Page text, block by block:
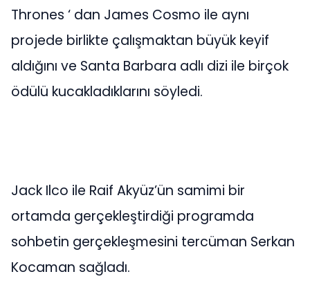
Thrones ‘ dan James Cosmo ile aynı
projede birlikte çalışmaktan büyük keyif
aldığını ve Santa Barbara adlı dizi ile birçok
ödülü kucakladıklarını söyledi.
Jack Ilco ile Raif Akyüz’ün samimi bir
ortamda gerçekleştirdiği programda
sohbetin gerçekleşmesini tercüman Serkan
Kocaman sağladı.